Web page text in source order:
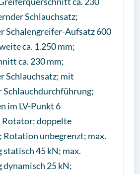
Schlauchsatz;
Schalengreifer-Aufsatz 600
ca. 1.250 mm;
ca. 230 mm;
Schlauchsatz; mit
Schlauchdurchführung;
im LV-Punkt 6
Rotator; doppelte
Rotation unbegrenzt; max.
45 kN; max.
25 kN;